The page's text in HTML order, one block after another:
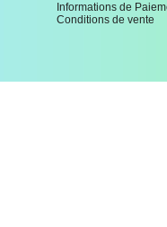
Informations de
Conditions de vente